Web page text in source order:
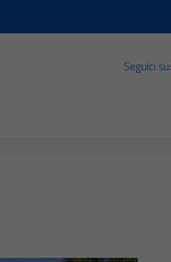
Seguici su: